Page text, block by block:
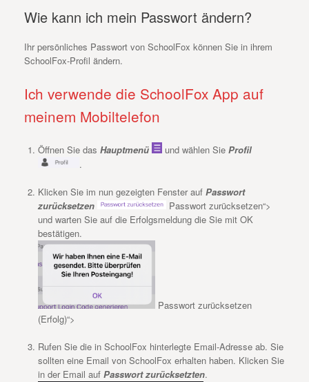
Wie kann ich mein Passwort ändern?
Ihr persönliches Passwort von SchoolFox können Sie in ihrem
SchoolFox-Profil ändern.
Ich verwende die SchoolFox App auf
meinem Mobiltelefon
Öffnen Sie das Hauptmenü und wählen Sie Profil
.
Klicken Sie im nun gezeigten Fenster auf Passwort
zurücksetzen
Passwort zurücksetzen“>
und warten Sie auf die Erfolgsmeldung die Sie mit OK
bestätigen.
Passwort zurücksetzen
(Erfolg)“>
Rufen Sie die in SchoolFox hinterlegte Email-Adresse ab. Sie
sollten eine Email von SchoolFox erhalten haben. Klicken Sie
in der Email auf Passwort zurücksetzten.